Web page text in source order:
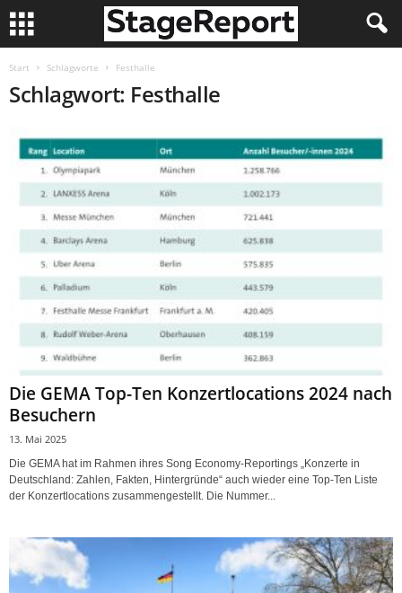
Start Schlagworte Festhalle
Schlagwort: Festhalle
Die GEMA Top-Ten Konzertlocations 2024 nach
Besuchern
13. Mai 2025
Die GEMA hat im Rahmen ihres Song Economy-Reportings „Konzerte in
Deutschland: Zahlen, Fakten, Hintergründe“ auch wieder eine Top-Ten Liste
der Konzertlocations zusammengestellt. Die Nummer...